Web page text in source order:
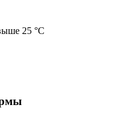
25 °C